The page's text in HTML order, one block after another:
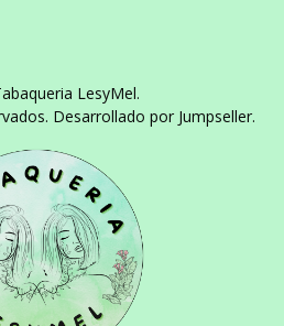
LesyMel.
Desarrollado por Jumpseller.